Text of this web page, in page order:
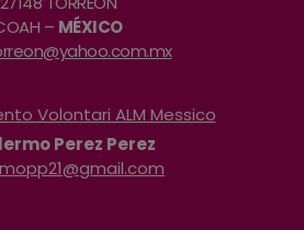
– MÉXICO
Volontari ALM Messico
Perez Perez